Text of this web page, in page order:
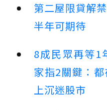
第二屋限貸解
半年可期待
8成民眾再等1
家指2關鍵：
上沉迷股市